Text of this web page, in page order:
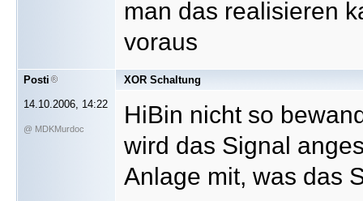
man das realisieren
voraus
Posti
14.10.2006, 14:22
@ MDKMurdoc
XOR Schaltung
HiBin nicht so
wird das Signal
Anlage mit, was das